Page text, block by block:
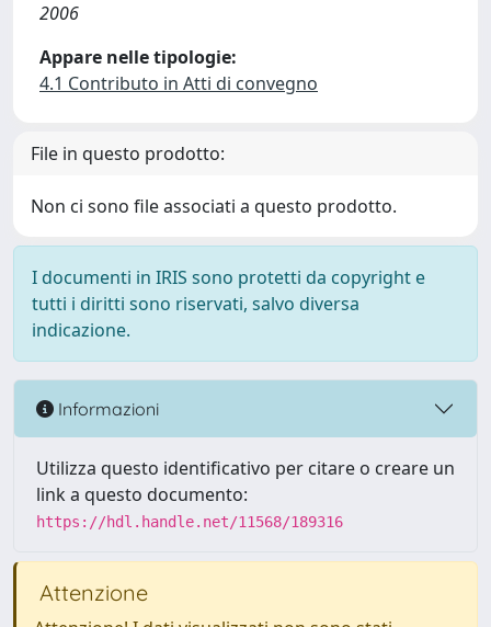
2006
Appare nelle tipologie:
4.1 Contributo in Atti di convegno
File in questo prodotto:
Non ci sono file associati a questo prodotto.
I documenti in IRIS sono protetti da copyright e
tutti i diritti sono riservati, salvo diversa
indicazione.
Informazioni
Utilizza questo identificativo per citare o creare un
link a questo documento:
https://hdl.handle.net/11568/189316
Attenzione